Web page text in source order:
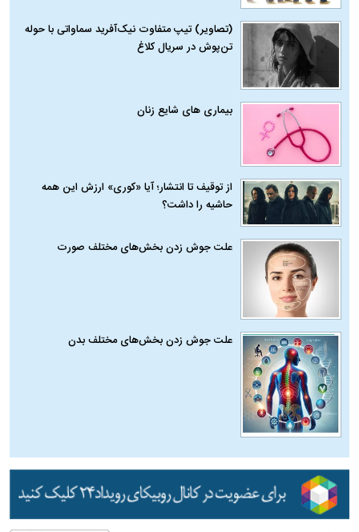
(تصاویر) تیپ متفاوت نیک‌آفرید سماواتی با حوله
تن‌پوش در سریال کلاغ
بیماری‌ های شایع زنان
از توقیف تا انتشار؛ آیا «کوری» ارزش این همه
حاشیه را داشت؟
علت جوش زدن بخش‌های مختلف صورت
علت جوش زدن بخش‌های مختلف بدن